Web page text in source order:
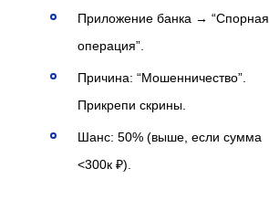
Приложение банка → “Спорная
операция”.
Причина: “Мошенничество”.
Прикрепи скрины.
Шанс: 50% (выше, если сумма
<300к ₽).